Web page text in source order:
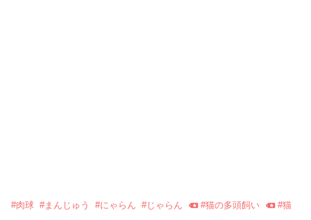
#肉球 #まんじゅう #にゃらん #じゃらん #猫の多頭飼い #猫